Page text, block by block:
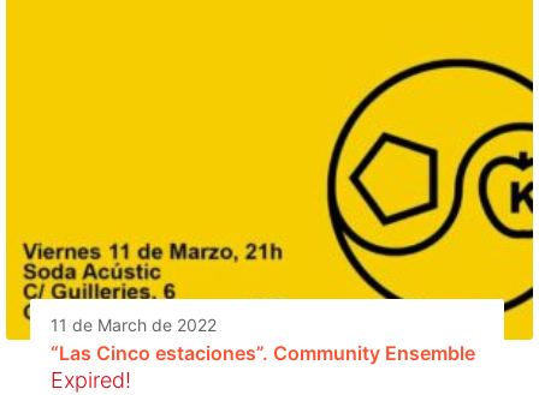
11 de March de 2022
“Las Cinco estaciones”. Community Ensemble
Expired!